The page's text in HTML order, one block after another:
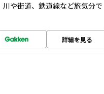
や街道、鉄道線など旅気分で
詳細を見る